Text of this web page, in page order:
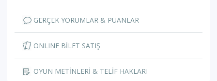
GERÇEK YORUMLAR & PUANLAR
ONLINE BİLET SATIŞ
OYUN METİNLERİ & TELİF HAKLARI